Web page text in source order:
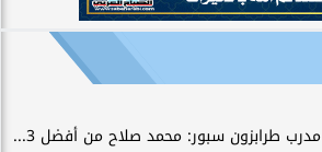
مدرب طرابزون سبور: محمد صلاح من أفضل 3...